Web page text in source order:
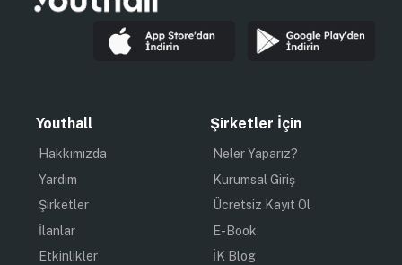
Youthall
Hakkımızda
Yardım
Şirketler
İlanlar
Etkinlikler
Şirketler İçin
Neler Yaparız?
Kurumsal Giriş
Ücretsiz Kayıt Ol
E-Book
İK Blog